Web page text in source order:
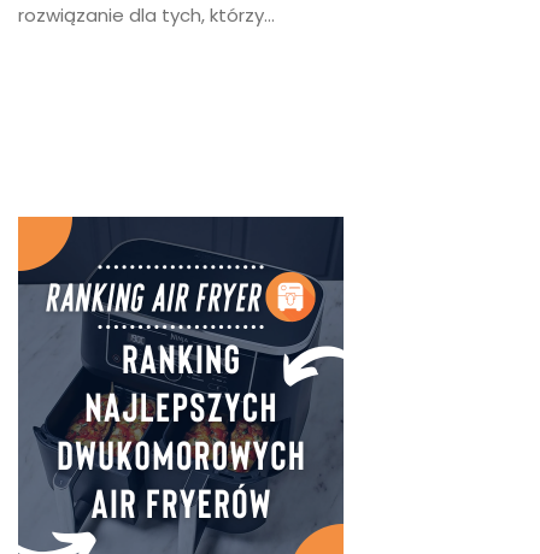
rozwiązanie dla tych, którzy...